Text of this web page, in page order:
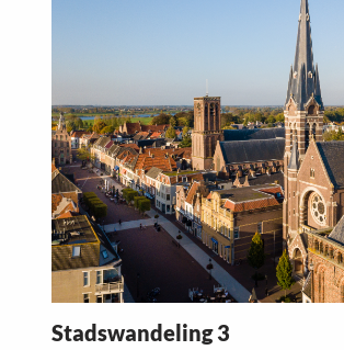
Stadswandeling 3